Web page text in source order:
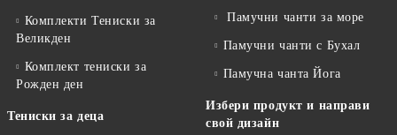
Комплекти Тениски за
Великден
Комплект тениски за
Рожден ден
Тениски за деца
Памучни чанти за море
Памучни чанти с Бухал
Памучна чанта Йога
Избери продукт и направи
свой дизайн